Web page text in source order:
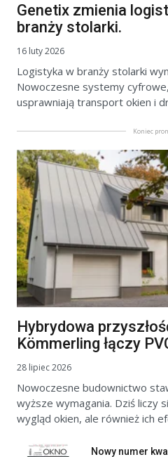
Genetix zmienia
branży stolarki.
16 luty 2026
Logistyka w branży stolarki
Nowoczesne systemy
usprawniają transport okien i
Koniec
Hybrydowa
Kömmerling łączy
28 lipiec 2026
Nowoczesne budownictwo
wyższe wymagania. Dziś liczy
wygląd okien, ale również ich
Nowy numer